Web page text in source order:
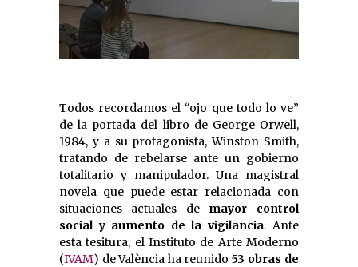
Todos recordamos el “ojo que todo lo ve”
de la portada del libro de George Orwell,
1984, y a su protagonista, Winston Smith,
tratando de rebelarse ante un gobierno
totalitario y manipulador. Una magistral
novela que puede estar relacionada con
situaciones actuales de mayor control
social y aumento de la vigilancia. Ante
esta tesitura, el Instituto de Arte Moderno
(IVAM) de València ha reunido 53 obras de